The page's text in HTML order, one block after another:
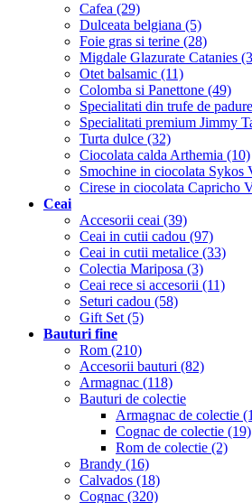
Cafea (29)
Dulceata belgiana (5)
Foie gras si terine (28)
Migdale Glazurate Catanies
Otet balsamic (11)
Colomba si Panettone (49)
Specialitati din trufe de
Specialitati premium Jimmy
Turta dulce (32)
Ciocolata calda Arthemia (10)
Smochine in ciocolata Sykos
Cirese in ciocolata Capricho
Ceai
Accesorii ceai (39)
Ceai in cutii cadou (97)
Ceai in cutii metalice (33)
Colectia Mariposa (3)
Ceai rece si accesorii (11)
Seturi cadou (58)
Gift Set (5)
Bauturi fine
Rom (210)
Accesorii bauturi (82)
Armagnac (118)
Bauturi de colectie
Armagnac de colectie
Cognac de colectie (19)
Rom de colectie (2)
Brandy (16)
Calvados (18)
Cognac (320)